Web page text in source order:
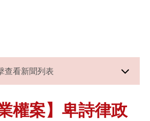
查看新聞列表
權案】卑詩律政